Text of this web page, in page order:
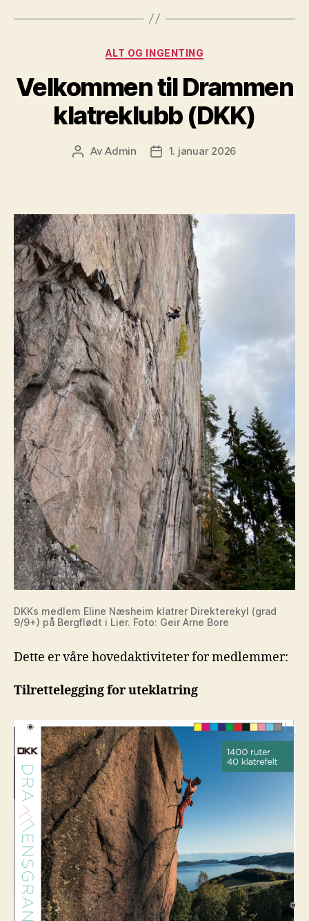
Kategorier
ALT OG INGENTING
Velkommen til Drammen
klatreklubb (DKK)
Innleggsforfatter
AvAdmin Publiseringsdato
1. januar 2026
DKKs medlem Eline Næsheim klatrer Direkterekyl (grad
9/9+) på Bergflødt i Lier. Foto: Geir Arne Bore
Dette er våre hovedaktiviteter for medlemmer:
Tilrettelegging for uteklatring